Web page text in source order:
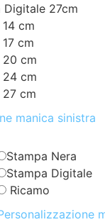
Digitale 27cm
cm
cm
20 cm
24 cm
27 cm
manica sinistra
Stampa Nera
Stampa Digitale
Ricamo